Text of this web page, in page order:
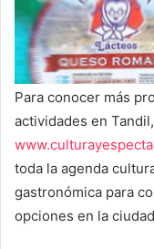
Para conocer más
actividades en
toda la agenda
gastronómica para
opciones en la